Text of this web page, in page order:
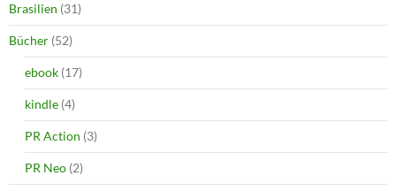
Brasilien (31)
Bücher (52)
ebook (17)
kindle (4)
PR Action (3)
PR Neo (2)